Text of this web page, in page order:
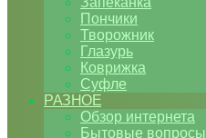
Пончики
Творожник
Глазурь
Коврижка
Суфле
РАЗНОЕ
Обзор интернета
Бытовые вопросы